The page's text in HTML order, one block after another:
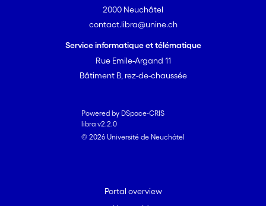
2000 Neuchâtel
contact.libra@unine.ch
Service informatique et télématique
Rue Emile-Argand 11
Bâtiment B, rez-de-chaussée
Powered by DSpace-CRIS
libra v2.2.0
© 2026 Université de Neuchâtel
Portal overview